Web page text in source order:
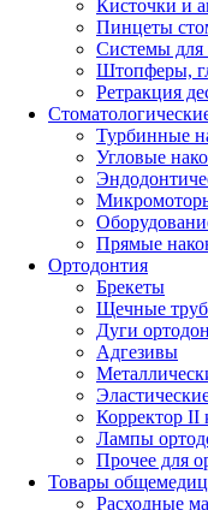
Кисточки и
Пинцеты
Системы для
Штопферы,
Ретракция
Турбинные
Угловые
Прямые
Ортодонтия
Брекеты
Щечные
Дуги
Адгезивы
Корректор II
Лампы
Прочее для
Товары
Расходные